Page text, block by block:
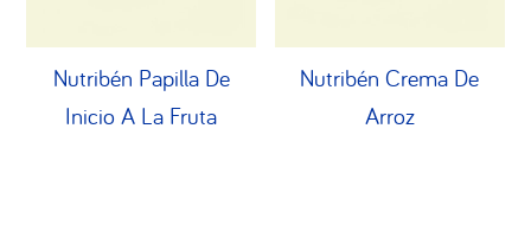
Nutribén Papilla De
Inicio A La Fruta
Nutribén Crema De
Arroz